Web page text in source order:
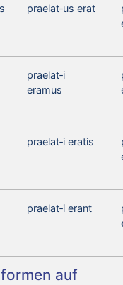
praelat‑us erat
praelat‑i
eramus
praelat‑i eratis
praelat‑i erant
auf